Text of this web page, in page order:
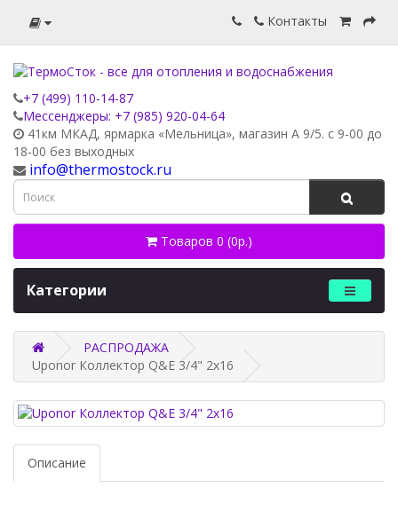
Контакты
+7 (499) 110-14-87
Мессенджеры: +7 (985) 920-04-64
41км МКАД, ярмарка «Мельница», магазин А 9/5. с 9-00 до
18-00 без выходных
info@thermostock.ru
Товаров 0 (0р.)
Категории
РАСПРОДАЖА
Uponor Коллектор Q&E 3/4" 2х16
Описание